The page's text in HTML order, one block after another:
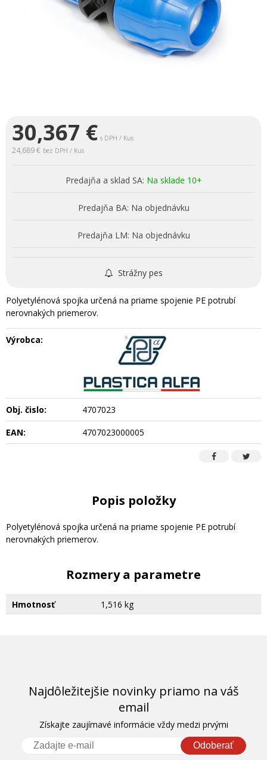
30,367 € s DPH / Kus
24,689 € bez DPH / Kus
Predajňa a sklad SA: Na sklade 10+
Predajňa BA: Na objednávku
Predajňa LM: Na objednávku
Strážny pes
Polyetylénová spojka určená na priame spojenie PE potrubí
nerovnakých priemerov.
Výrobca:
Obj. čislo:
4707023
EAN:
4707023000005
Popis položky
Polyetylénová spojka určená na priame spojenie PE potrubí
nerovnakých priemerov.
Rozmery a parametre
Hmotnosť 1,516 kg
Najdôležitejšie novinky priamo na váš
email
Získajte zaujímavé informácie vždy medzi prvými
Odoberať